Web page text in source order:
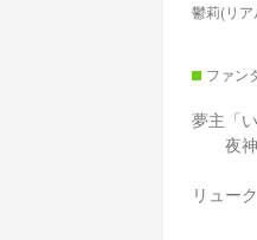
鬱莉(リ
ファン
夢主「
夜神
リュー